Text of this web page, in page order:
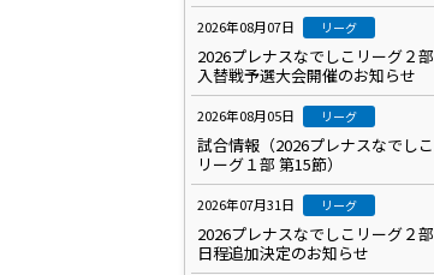
2026年08月07日 リーグ
2026プレナスなでしこリーグ２部
入替戦予選大会開催のお知らせ
2026年08月05日 リーグ
試合情報（2026プレナスなでしこ
リーグ１部 第15節）
2026年07月31日 リーグ
2026プレナスなでしこリーグ２部
日程追加決定のお知らせ